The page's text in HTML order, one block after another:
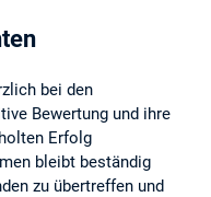
bei den
Bewertung und ihre
Erfolg
bleibt beständig
zu übertreffen und